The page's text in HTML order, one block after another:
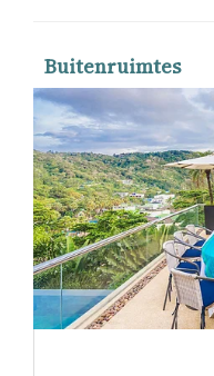
Buitenruimtes